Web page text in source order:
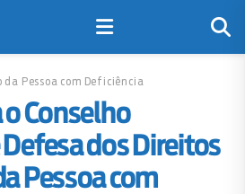
da Pessoa com Deficiência
o Conselho
dos Direitos
Pessoa com